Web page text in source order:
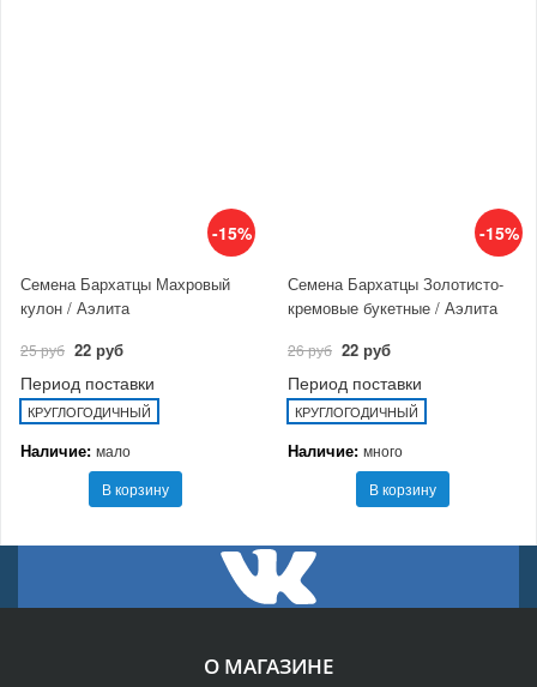
-15%
Семена Бархатцы Махровый
кулон / Аэлита
25 руб 22 руб
Период поставки
КРУГЛОГОДИЧНЫЙ
Наличие: мало
В корзину
-15%
Семена Бархатцы Золотисто-
кремовые букетные / Аэлита
26 руб 22 руб
Период поставки
КРУГЛОГОДИЧНЫЙ
Наличие: много
В корзину
О МАГАЗИНЕ